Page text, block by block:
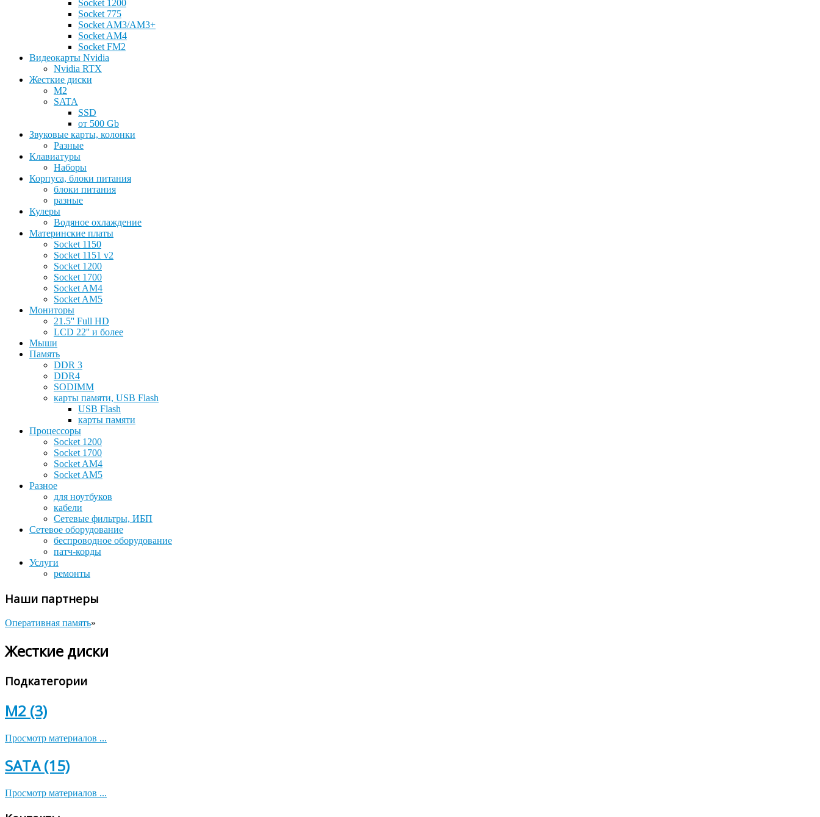
Socket 1200
Socket 775
Socket AM3/AM3+
Socket AM4
Socket FM2
Видеокарты Nvidia
Nvidia RTX
Жесткие диски
M2
SATA
SSD
от 500 Gb
Звуковые карты, колонки
Разные
Клавиатуры
Наборы
Корпуса, блоки питания
блоки питания
разные
Кулеры
Водяное охлаждение
Материнские платы
Socket 1150
Socket 1151 v2
Socket 1200
Socket 1700
Socket AM4
Socket AM5
Мониторы
21.5'' Full HD
LCD 22'' и более
Мыши
Память
DDR 3
DDR4
SODIMM
карты памяти, USB Flash
USB Flash
карты памяти
Процессоры
Socket 1200
Socket 1700
Socket AM4
Socket AM5
Разное
для ноутбуков
кабели
Сетевые фильтры, ИБП
Сетевое оборудование
беспроводное оборудование
патч-корды
Услуги
ремонты
Наши партнеры
Оперативная память»
Жесткие диски
Подкатегории
M2 (3)
Просмотр материалов ...
SATA (15)
Просмотр материалов ...